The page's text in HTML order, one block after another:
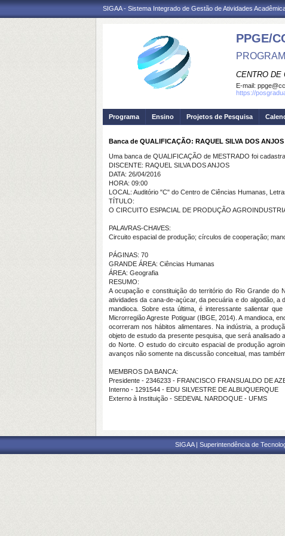
SIGAA - Sistema Integrado de Gestão de Atividades
PPGE/
CENTRO DE
E-mail:
https://
Programa Ensino Projetos de Pesquisa
Banca de QUALIFICAÇÃO: RAQUEL SILVA DOS ANJOS
Uma banca de QUALIFICAÇÃO de MESTRADO foi
DISCENTE: RAQUEL SILVA DOS ANJOS
DATA: 26/04/2016
HORA: 09:00
LOCAL: Auditório "C" do Centro de Ciências Humanas,
TÍTULO:
O CIRCUITO ESPACIAL DE PRODUÇÃO
PALAVRAS-CHAVES:
Circuito espacial de produção; círculos de cooperação;
PÁGINAS: 70
GRANDE ÁREA: Ciências Humanas
ÁREA: Geografia
RESUMO:
A ocupação e constituição do território do Rio Grande do
atividades da cana-de-açúcar, da pecuária e do algodão, a
mandioca. Sobre esta última, é interessante salientar
Microrregião Agreste Potiguar (IBGE, 2014). A mandioca,
ocorreram nos hábitos alimentares. Na indústria, a
objeto de estudo da presente pesquisa, que será
do Norte. O estudo do circuito espacial de produção
avanços não somente na discussão conceitual, mas
MEMBROS DA BANCA:
Presidente - 2346233 - FRANCISCO FRANSUALDO DE
Interno - 1291544 - EDU SILVESTRE DE ALBUQUERQUE
Externo à Instituição - SEDEVAL NARDOQUE - UFMS
SIGAA | Superintendência de